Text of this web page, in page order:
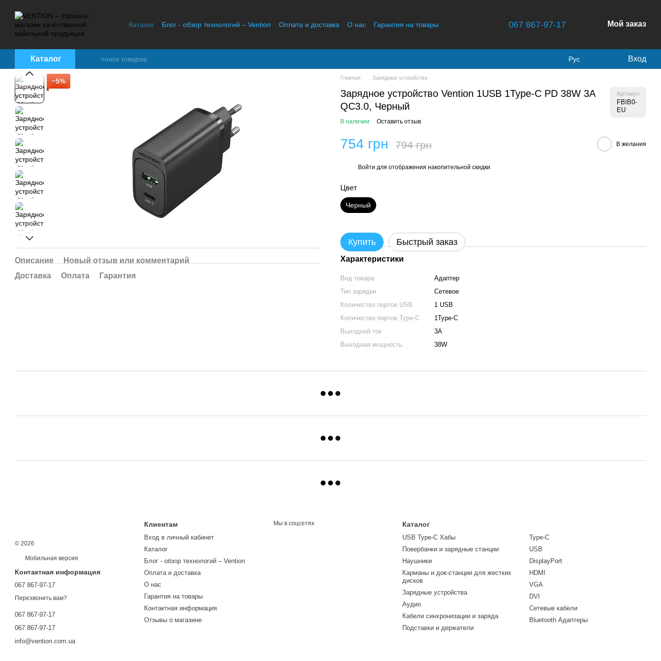
Каталог Блог - обзор технологий – Vention Оплата и доставка О нас
Гарантия на товары
067 867-97-17 Мой заказ
Каталог Рус Вход
−5%
Описание
Новый отзыв или комментарий
Доставка
Оплата Гарантия
Главная Зарядные устройства
Зарядное устройство Vention 1USB 1Type-C PD 38W 3A
QC3.0, Черный
Артикул
FBIB0-
EU
В наличии Оставить отзыв
754 грн 794 грн В желания
Войти для отображения накопительной скидки
Цвет
Черный
Купить Быстрый заказ
Характеристики
Вид товара
Адаптер
Тип зарядки
Сетевое
Количество портов USB
1 USB
Количество портов Type-C
1Type-C
Выходной ток
3A
Выходная мощность
38W
© 2026
Мобильная версия
Контактная информация
067 867-97-17
Перезвонить вам?
067 867-97-17
067 867-97-17
info@vention.com.ua
Клиентам
Вход в личный кабинет
Каталог
Блог - обзор технологий – Vention
Оплата и доставка
О нас
Гарантия на товары
Контактная информация
Отзывы о магазине
Мы в соцсетях Каталог
USB Type-C Хабы
Повербанки и зарядные станции
Наушники
Карманы и док-станции для жестких
дисков
Зарядные устройства
Аудио
Кабели синхронизации и заряда
Подставки и держатели
Type-C
USB
DisplayPort
HDMI
VGA
DVI
Сетевые кабели
Bluetooth Адаптеры